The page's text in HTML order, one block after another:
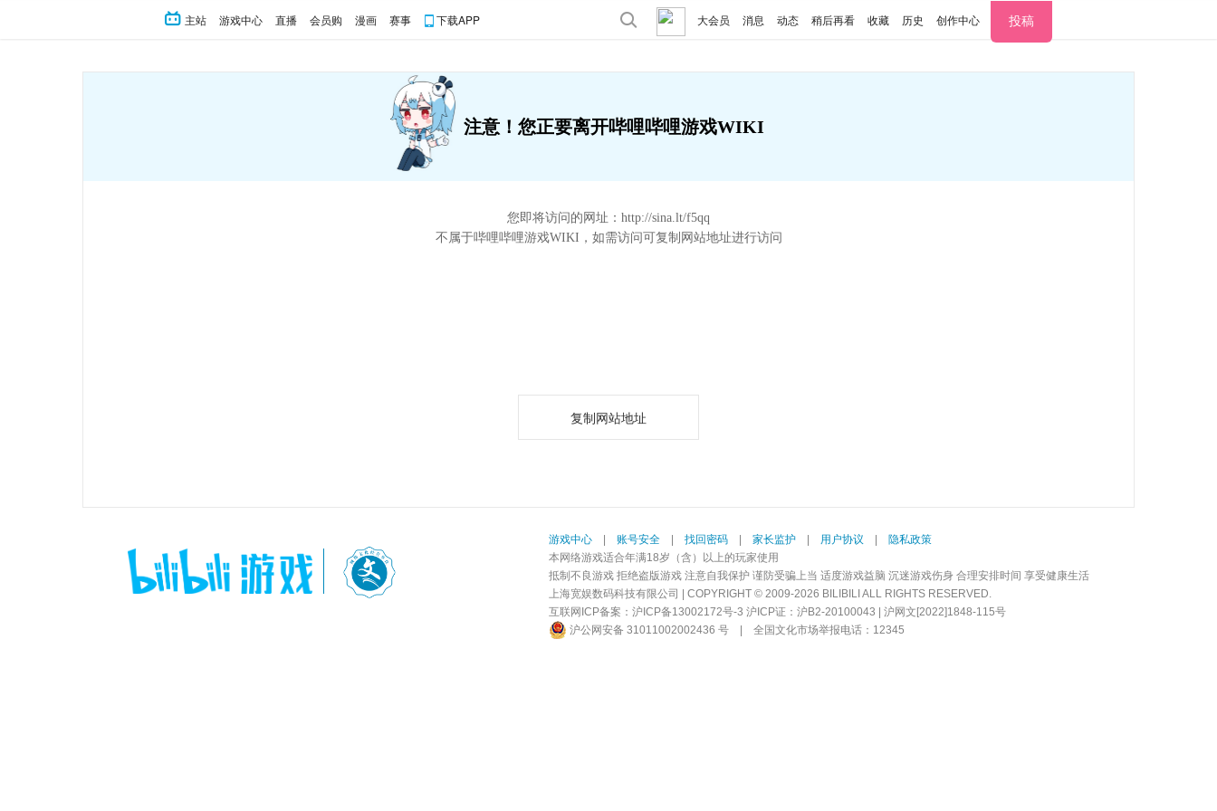
主站 游戏中心 直播 会员购 漫画 赛事 下载APP 大会员 消息 动态 稍后再看 收藏 历史 创作中心 投稿
注意！您正要离开哔哩哔哩游戏WIKI
您即将访问的网址： http://sina.lt/f5qq
不属于哔哩哔哩游戏WIKI，如需访问可复制网站地址进行访问
复制网站地址
游戏中心 账号安全 找回密码 家长监护 用户协议
隐私政策
本网络游戏适合年满18岁（含）以上的玩家使用
抵制不良游戏 拒绝盗版游戏 注意自我保护 谨防受骗上当 适度游戏益脑 沉迷游戏伤身 合理安排时间 享受健康生活
上海宽娱数码科技有限公司 | COPYRIGHT © 2009-2026 BILIBILI ALL RIGHTS RESERVED.
互联网ICP备案： 沪ICP备13002172号-3 沪ICP证：沪B2-20100043 | 沪网文[2022]1848-115号
沪公网安备 31011002002436 号
全国文化市场举报电话：12345